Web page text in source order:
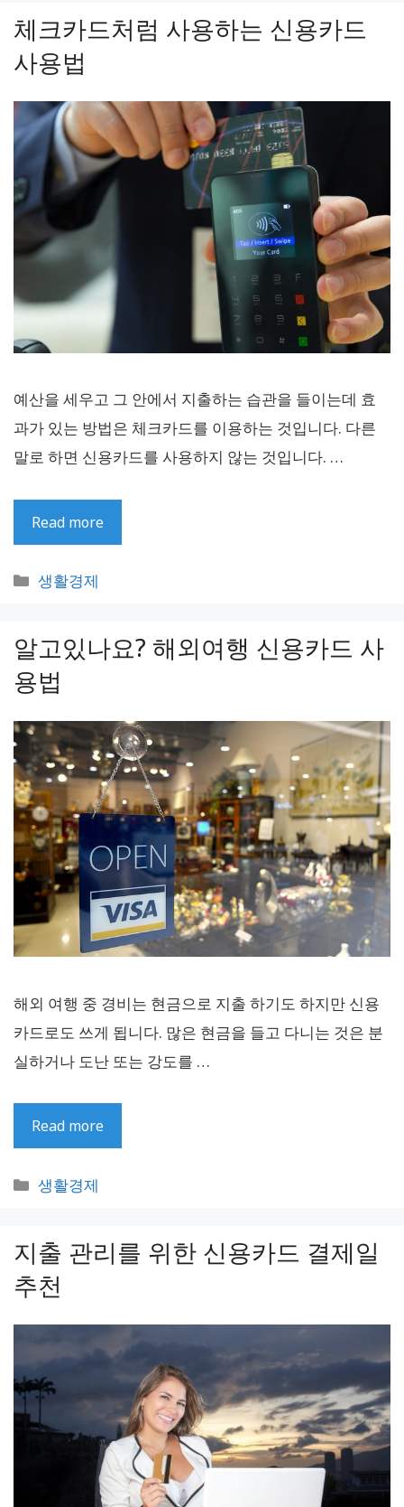
리
체크카드처럼 사용하는 신용카드
사용법
예산을 세우고 그 안에서 지출하는 습관을 들이는데 효
과가 있는 방법은 체크카드를 이용하는 것입니다. 다른
말로 하면 신용카드를 사용하지 않는 것입니다. …
Read more
카
리
생활경제
알고있나요? 해외여행 신용카드 사
용법
해외 여행 중 경비는 현금으로 지출 하기도 하지만 신용
카드로도 쓰게 됩니다. 많은 현금을 들고 다니는 것은 분
실하거나 도난 또는 강도를 …
Read more
카
리
생활경제
지출 관리를 위한 신용카드 결제일
추천